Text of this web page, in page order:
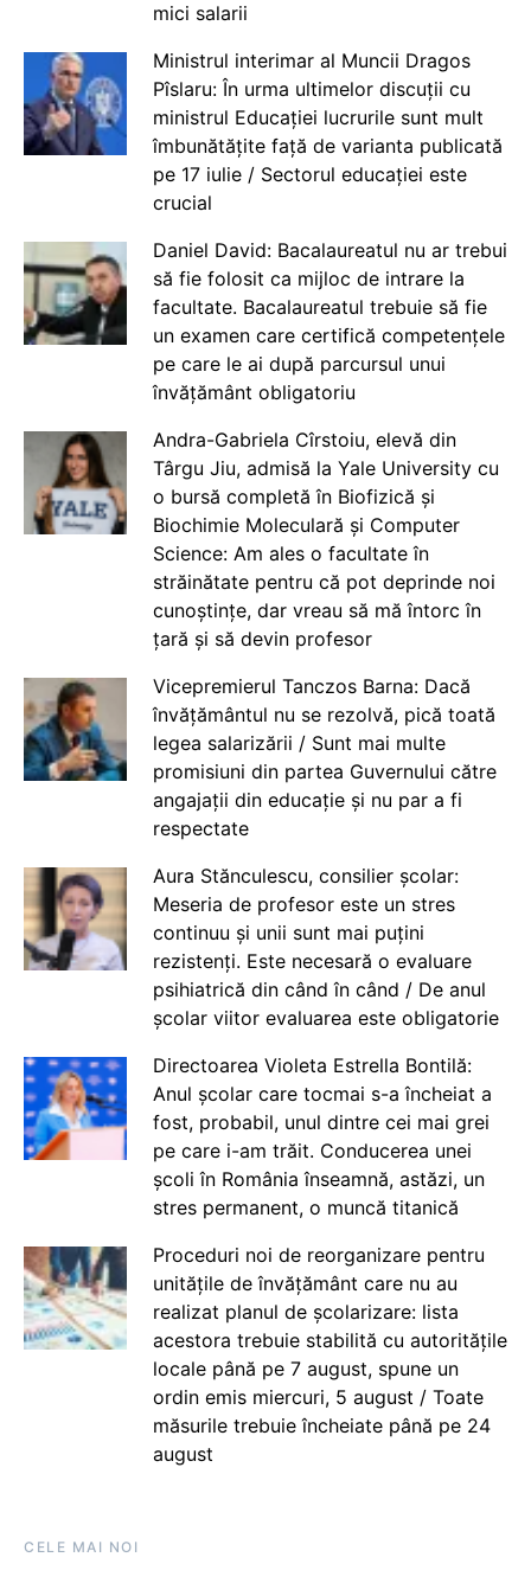
mici salarii
Ministrul interimar al Muncii Dragos
Pîslaru: În urma ultimelor discuții cu
ministrul Educației lucrurile sunt mult
îmbunătățite față de varianta publicată
pe 17 iulie / Sectorul educației este
crucial
Daniel David: Bacalaureatul nu ar trebui
să fie folosit ca mijloc de intrare la
facultate. Bacalaureatul trebuie să fie
un examen care certifică competențele
pe care le ai după parcursul unui
învățământ obligatoriu
Andra-Gabriela Cîrstoiu, elevă din
Târgu Jiu, admisă la Yale University cu
o bursă completă în Biofizică și
Biochimie Moleculară și Computer
Science: Am ales o facultate în
străinătate pentru că pot deprinde noi
cunoștințe, dar vreau să mă întorc în
țară și să devin profesor
Vicepremierul Tanczos Barna: Dacă
învățământul nu se rezolvă, pică toată
legea salarizării / Sunt mai multe
promisiuni din partea Guvernului către
angajații din educație și nu par a fi
respectate
Aura Stănculescu, consilier școlar:
Meseria de profesor este un stres
continuu și unii sunt mai puțini
rezistenți. Este necesară o evaluare
psihiatrică din când în când / De anul
școlar viitor evaluarea este obligatorie
Directoarea Violeta Estrella Bontilă:
Anul școlar care tocmai s-a încheiat a
fost, probabil, unul dintre cei mai grei
pe care i-am trăit. Conducerea unei
școli în România înseamnă, astăzi, un
stres permanent, o muncă titanică
Proceduri noi de reorganizare pentru
unitățile de învățământ care nu au
realizat planul de școlarizare: lista
acestora trebuie stabilită cu autoritățile
locale până pe 7 august, spune un
ordin emis miercuri, 5 august / Toate
măsurile trebuie încheiate până pe 24
august
CELE MAI NOI